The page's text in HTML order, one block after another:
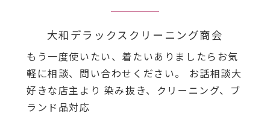
大和デラックスクリーニング商会
もう一度使いたい、着たいありましたらお気
軽に相談、問い合わせください。 お話相談大
好きな店主より 染み抜き、クリーニング、ブ
ランド品対応